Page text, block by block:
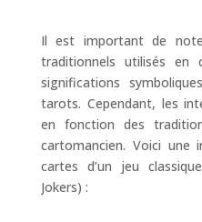
Il est important de
traditionnels utilisés en
significations
tarots. Cependant, les
en fonction des
cartomancien. Voici une
cartes d’un jeu
Jokers) :